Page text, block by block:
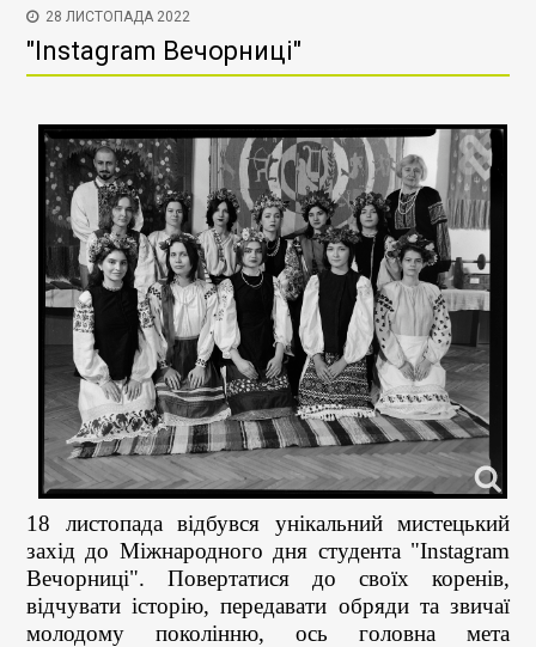
28 ЛИСТОПАДА 2022
"Instagram Вечорниці"
18 листопада відбувся унікальний мистецький
захід до Міжнародного дня студента "Instagram
Вечорниці". Повертатися до своїх коренів,
відчувати історію, передавати обряди та звичаї
молодому поколінню, ось головна мета